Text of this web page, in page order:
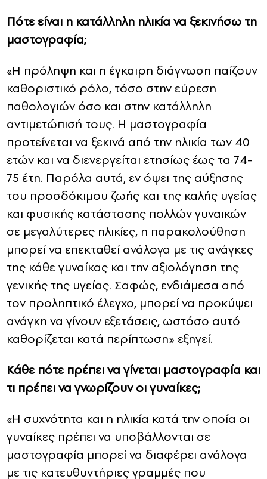
Πότε είναι η κατάλληλη ηλικία να ξεκινήσω τη
μαστογραφία;
«Η πρόληψη και η έγκαιρη διάγνωση παίζουν
καθοριστικό ρόλο, τόσο στην εύρεση
παθολογιών όσο και στην κατάλληλη
αντιμετώπισή τους. Η μαστογραφία
προτείνεται να ξεκινά από την ηλικία των 40
ετών και να διενεργείται ετησίως έως τα 74-
75 έτη. Παρόλα αυτά, εν όψει της αύξησης
του προσδόκιμου ζωής και της καλής υγείας
και φυσικής κατάστασης πολλών γυναικών
σε μεγαλύτερες ηλικίες, η παρακολούθηση
μπορεί να επεκταθεί ανάλογα με τις ανάγκες
της κάθε γυναίκας και την αξιολόγηση της
γενικής της υγείας. Σαφώς, ενδιάμεσα από
τον προληπτικό έλεγχο, μπορεί να προκύψει
ανάγκη να γίνουν εξετάσεις, ωστόσο αυτό
καθορίζεται κατά περίπτωση» εξηγεί.
Κάθε πότε πρέπει να γίνεται μαστογραφία και
τι πρέπει να γνωρίζουν οι γυναίκες;
«Η συχνότητα και η ηλικία κατά την οποία οι
γυναίκες πρέπει να υποβάλλονται σε
μαστογραφία μπορεί να διαφέρει ανάλογα
με τις κατευθυντήριες γραμμές που